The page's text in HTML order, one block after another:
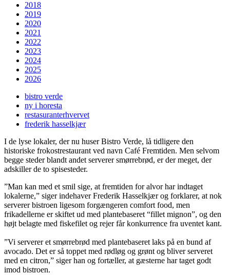
2018
2019
2020
2021
2022
2023
2024
2025
2026
bistro verde
ny i horesta
restasuranterhvervet
frederik hasselkjær
I de lyse lokaler, der nu huser Bistro Verde, lå tidligere den
historiske frokostrestaurant ved navn Café Fremtiden. Men selvom
begge steder blandt andet serverer smørrebrød, er der meget, der
adskiller de to spisesteder.
”Man kan med et smil sige, at fremtiden for alvor har indtaget
lokalerne,” siger indehaver Frederik Hasselkjær og forklarer, at nok
serverer bistroen ligesom forgængeren comfort food, men
frikadellerne er skiftet ud med plantebaseret “fillet mignon”, og den
højt belagte med fiskefilet og rejer får konkurrence fra uventet kant.
”Vi serverer et smørrebrød med plantebaseret laks på en bund af
avocado. Det er så toppet med rødløg og grønt og bliver serveret
med en citron,” siger han og fortæller, at gæsterne har taget godt
imod bistroen.